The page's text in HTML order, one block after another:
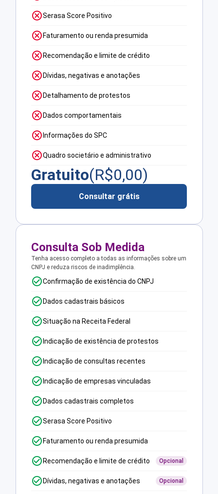
Serasa Score Positivo
Faturamento ou renda presumida
Recomendação e limite de crédito
Dívidas, negativas e anotações
Detalhamento de protestos
Dados comportamentais
Informações do SPC
Quadro societário e administrativo
Gratuito(R$0,00)
Consultar grátis
Consulta Sob Medida
Tenha acesso completo a todas as informações sobre um
CNPJ e reduza riscos de inadimplência.
Confirmação de existência do CNPJ
Dados cadastrais básicos
Situação na Receita Federal
Indicação de existência de protestos
Indicação de consultas recentes
Indicação de empresas vinculadas
Dados cadastrais completos
Serasa Score Positivo
Faturamento ou renda presumida
Recomendação e limite de crédito Opcional
Dívidas, negativas e anotações Opcional